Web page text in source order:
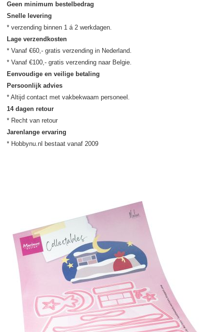
Geen minimum bestelbedrag
Snelle levering
Lage verzendkosten
* Vanaf €60,- gratis verzending in Nederland.
Eenvoudige en veilige betaling
Persoonlijk advies
14 dagen retour
Jarenlange ervaring
* Hobbynu.nl bestaat vanaf 2009